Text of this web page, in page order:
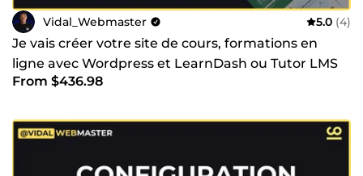
Vidal_Webmaster 5.0 (4)
Je vais créer votre site de cours, formations en
ligne avec Wordpress et LearnDash ou Tutor LMS
From $436.98